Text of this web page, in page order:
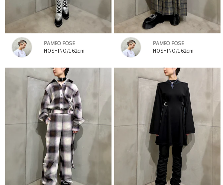
PAMEO POSE
HOSHINO/162cm
PAMEO POSE
HOSHINO/162cm